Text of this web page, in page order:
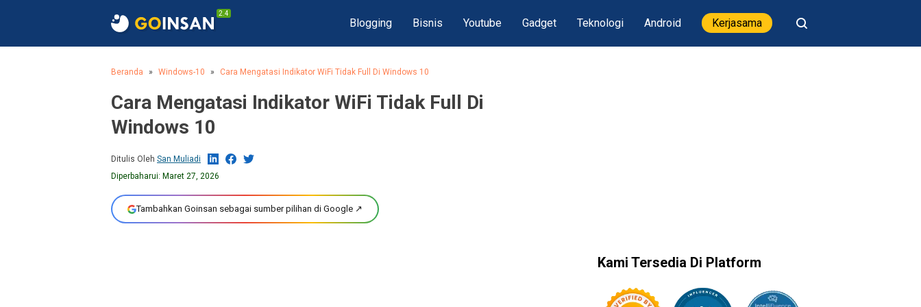
2.4
Blogging Bisnis Youtube Gadget Teknologi Android Kerjasama
Beranda Windows-10 Cara Mengatasi Indikator WiFi Tidak Full Di Windows 10
Cara Mengatasi Indikator WiFi Tidak Full Di
Windows 10
Ditulis Oleh San Muliadi
Diperbaharui: Maret 27, 2026
Tambahkan Goinsan sebagai sumber pilihan di Google ↗
Kami Tersedia Di Platform